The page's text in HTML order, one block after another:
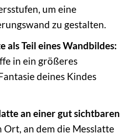
um eine
zu gestalten.
als Teil eines Wandbildes:
in ein größeres
deines Kindes
an einer gut sichtbaren
Ort, an dem die Messlatte